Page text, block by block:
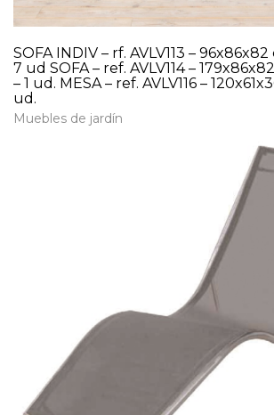
SOFA INDIV – rf. AVLV113 –
7 ud SOFA – ref. AVLV114 –
– 1 ud. MESA – ref. AVLV116 –
ud.
Muebles de jardín